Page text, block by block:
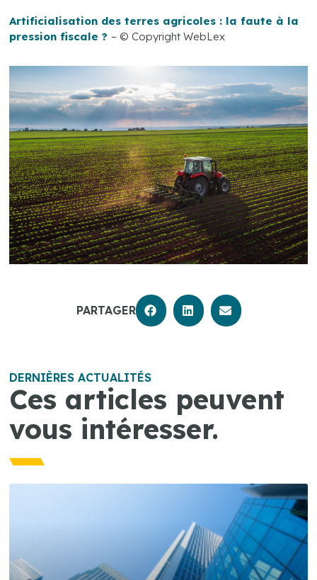
Artificialisation des terres agricoles : la faute à la
pression fiscale ? – © Copyright WebLex
PARTAGER
DERNIÈRES ACTUALITÉS
Ces articles peuvent
vous intéresser.